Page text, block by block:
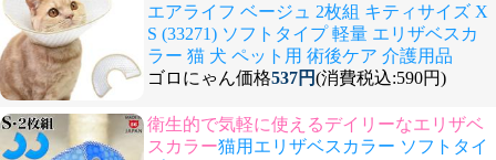
エアライフ ベージュ 2枚組 キティサイズ X
S (33271) ソフトタイプ 軽量 エリザベスカ
ラー 猫 犬 ペット用 術後ケア 介護用品
ゴロにゃん価格537円(消費税込:590円)
衛生的で気軽に使えるデイリーなエリザベ
スカラー猫用エリザベスカラー ソフトタイ